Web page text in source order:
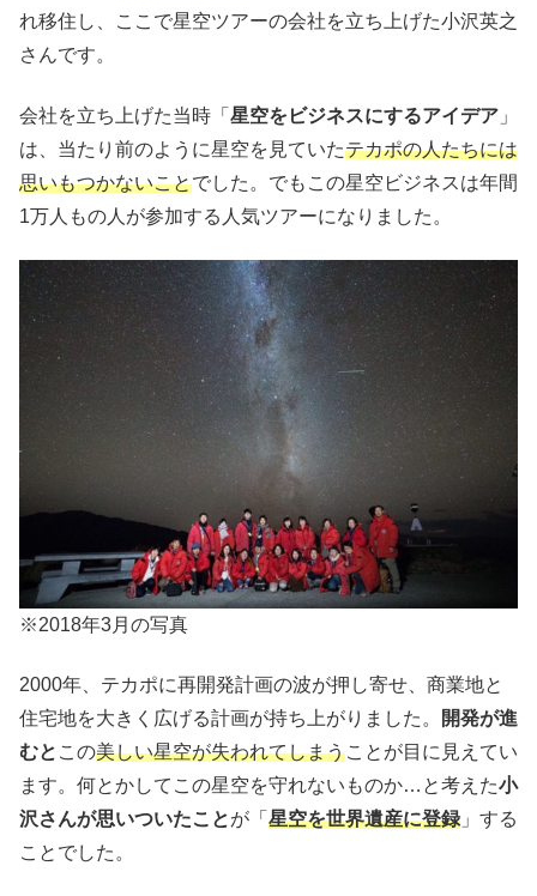
れ移住し、ここで星空ツアーの会社を立ち上げた小沢英之
さんです。
会社を立ち上げた当時「 星空をビジネスにするアイデア 」
は、当たり前のように星空を見ていたテカポの人たちには
思いもつかないことでした。でもこの星空ビジネスは年間
1万人もの人が参加する人気ツアーになりました。
※2018年3月の写真
2000年、テカポに再開発計画の波が押し寄せ、商業地と
住宅地を大きく広げる計画が持ち上がりました。
開発が進
むと この美しい星空が失われてしまうことが目に見えてい
ます。何とかしてこの星空を守れないものか…と考えた小
沢さんが思いついたことが「 星空を世界遺産に登録 」する
ことでした。